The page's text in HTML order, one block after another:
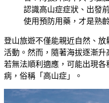
認識高山症症狀、出發
使用預防用藥，才是熟
登山旅遊不僅能親近自然、
活動。然而，隨著海拔逐漸
若無法順利適應，可能出現
病，俗稱「高山症」。